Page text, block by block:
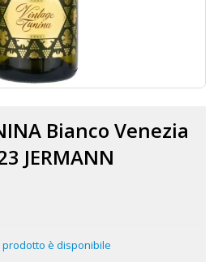
Bianco Venezia
JERMANN
è disponibile